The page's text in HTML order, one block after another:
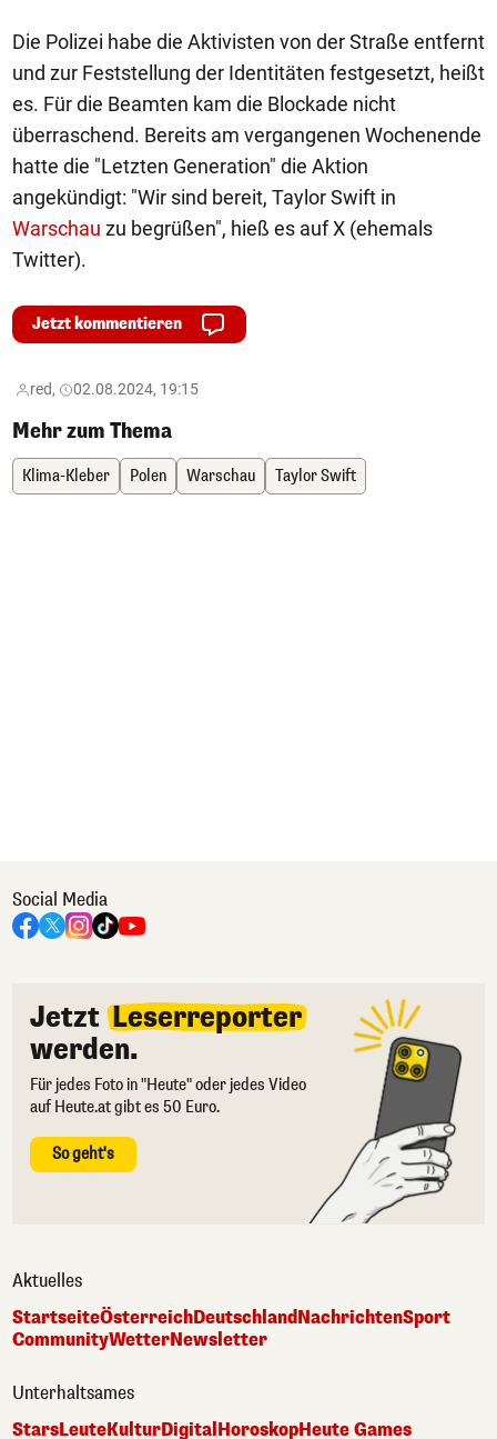
Die Polizei habe die Aktivisten von der Straße entfernt
und zur Feststellung der Identitäten festgesetzt, heißt
es. Für die Beamten kam die Blockade nicht
überraschend. Bereits am vergangenen Wochenende
hatte die "Letzten Generation" die Aktion
angekündigt: "Wir sind bereit, Taylor Swift in
Warschau zu begrüßen", hieß es auf X (ehemals
Twitter).
Jetzt kommentieren
red, 02.08.2024, 19:15
Mehr zum Thema
Klima-Kleber Polen Warschau Taylor Swift
Social Media
Jetzt Leserreporter
werden.
Für jedes Foto in "Heute" oder jedes Video
auf Heute.at gibt es 50 Euro.
So geht's
Aktuelles
StartseiteÖsterreichDeutschlandNachrichtenSport
CommunityWetterNewsletter
Unterhaltsames
StarsLeuteKulturDigital HoroskopHeute Games